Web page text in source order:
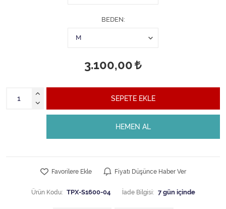
BEDEN
3.100,00
SEPETE EKLE
HEMEN AL
Favorilere Ekle Fiyatı Düşünce Haber Ver
Ürün Kodu: TPX-S1600-04 İade Bilgisi: